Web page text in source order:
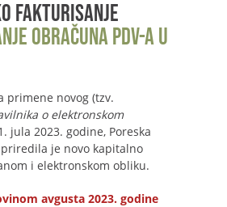
fakturisanje
obračuna PDV-a u
primene novog (tzv.
o elektronskom
jula 2023. godine, Poreska
je novo kapitalno
i elektronskom obliku.
avgusta 2023. godine